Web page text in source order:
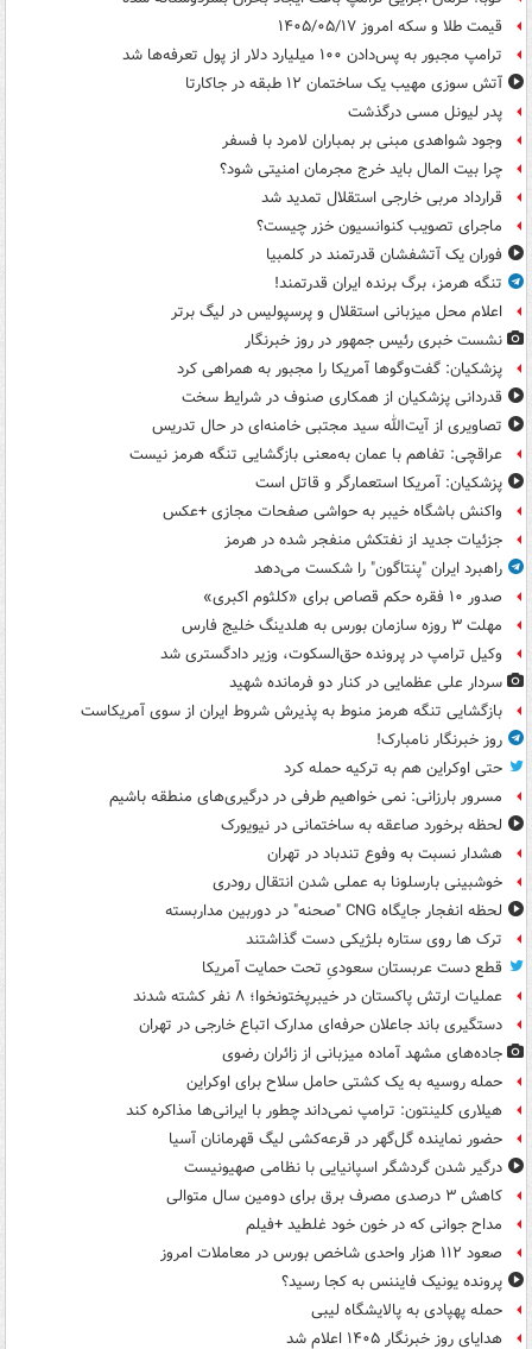
قیمت طلا و سکه امروز ۱۴۰۵/۰۵/۱۷
ترامپ مجبور به پس‌دادن ۱۰۰ میلیارد دلار از پول تعرفه‌ها شد
آتش سوزی مهیب یک ساختمان ۱۲ طبقه در جاکارتا
پدر لیونل مسی درگذشت
وجود شواهدی مبنی بر بمباران لامرد با فسفر
چرا بیت المال باید خرج مجرمان امنیتی شود؟
قرارداد مربی خارجی استقلال تمدید شد
ماجرای تصویب کنوانسیون خزر چیست؟
فوران یک آتشفشان قدرتمند در کلمبیا
تنگه هرمز، برگ برنده ایران قدرتمند!
اعلام محل میزبانی استقلال و پرسپولیس در لیگ برتر
نشست خبری رئیس جمهور در روز خبرنگار
پزشکیان: گفت‌وگوها آمریکا را مجبور به همراهی کرد
قدردانی پزشکیان از همکاری صنوف در شرایط سخت
تصاویری از آیت‌الله سید مجتبی خامنه‌ای در حال تدریس
عراقچی: تفاهم با عمان به‌معنی بازگشایی تنگه هرمز نیست
پزشکیان: آمریکا استعمارگر و قاتل است
واکنش باشگاه خیبر به حواشی صفحات مجازی +عکس
جزئیات جدید از نفتکش منفجر شده در هرمز
راهبرد ایران "پنتاگون" را شکست می‌دهد
صدور ۱۰ فقره حکم قصاص برای «کلثوم اکبری»
مهلت ۳ روزه سازمان بورس به هلدینگ خلیج فارس
وکیل ترامپ در پرونده حق‌السکوت، وزیر دادگستری شد
سردار علی عظمایی در کنار دو فرمانده شهید
بازگشایی تنگه هرمز منوط به پذیرش شروط ایران از سوی آمریکاست
روز خبرنگار نامبارک!
حتی اوکراین هم به ترکیه حمله کرد
مسرور بارزانی: نمی خواهیم طرفی در درگیری‌های منطقه باشیم
لحظه برخورد صاعقه به ساختمانی در نیویورک
هشدار نسبت به وفوع تندباد در تهران
خوشبینی بارسلونا به عملی شدن انتقال رودری
لحظه انفجار جایگاه CNG "صحنه" در دوربین مداربسته
ترک ها روی ستاره بلژیکی دست گذاشتند
قطع دست عربستان سعودیِ تحت حمایت آمریکا
عملیات ارتش پاکستان در خیبرپختونخوا؛ ۸ نفر کشته شدند
دستگیری باند جاعلان حرفه‌ای مدارک اتباع خارجی در تهران
جاده‌های مشهد آماده میزبانی از زائران رضوی
حمله روسیه به یک کشتی حامل سلاح برای اوکراین
هیلاری کلینتون: ترامپ نمی‌داند چطور با ایرانی‌ها مذاکره کند
حضور نماینده گل‌گهر در قرعه‌کشی لیگ قهرمانان آسیا
درگیر شدن گردشگر اسپانیایی با نظامی صهیونیست
کاهش ۳ درصدی مصرف برق برای دومین سال متوالی
مداح جوانی که در خون خود غلطید +فیلم
صعود ۱۱۲ هزار واحدی شاخص بورس در معاملات امروز
پرونده یونیک فایننس به کجا رسید؟
حمله پهپادی به پالایشگاه لیبی
هدایای روز خبرنگار ۱۴۰۵ اعلام شد